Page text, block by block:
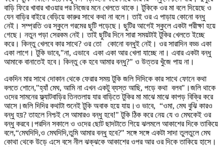
বাড়ি ফিরে খাবার খাওয়ার পর নিজের মনে খেলতে থাকে। টুকিকে ওর মা বলে দিয়েছে ও
যেন বাড়ির বাইরে বেড়িয়ে কারুর সাথে কথা না বলে। তাই ওর এ পাড়ায় কোনো বন্ধু
নেই। সম্প্রতি ওর স্কুলে গরমের ছুটি পড়েছে। ছুটির আগেই স্কুলে একটা পরীক্ষা হয়ে
গেছে। নতুন পড়া সেরকম নেই। তাই ছুটির দিনে সারা সময়টাই টুকির খেলতে ইচ্ছে
করে। কিন্তু খেলবে কার সাথে? ওর তো কোনো বন্ধুই নেই। ওর সারাদিন বড্ড একা
একা লাগে। টুকি ভাবে,"না, এভাবে একা একা আর খেলা যাচ্ছে না। এবার একটা বন্ধু
আমাকে বানাতেই হবে। কিন্তু কে হবে আমার বন্ধু?" ও উত্তর খুঁজে পায় না।
একদিন মার সাথে দোকান থেকে ফেরার সময় টুকি জলি দিদিকে কার সাথে ফোনে কথা
বলতে শোনে,"হ্যাঁ মেঘ, আমি না এখন একটু ব্যস্ত আছি, পড়ে কথা বলব"।জলি থাকে
ওদের সামনের ফ্ল্যাটবাড়ির তিনতলায় যার বাড়িতে টুকির মা মাঝে মাঝে কাপড় বিক্রি করে
আসে।জলি দিদির কথাটা শুনেই টুকি অবাক হয়ে যায়।ও ভাবে, “ওমা, মেঘ বুঝি কারও
বন্ধু হয়? তাহলে নিশ্চই সে আমারও বন্ধু হবে!" টুকি ঠিক করে নেয় যে ও মেঘকেই ওর
বন্ধু করবে।পরদিন সকালে ও ওদের ছোট ছাদটাতে গিয়ে ঝলমলে আকাশের দিকে তাকিয়ে
বলে,“মেঘদিদি,ও মেঘদিদি,তুমি আমার বন্ধু হবে?" সঙ্গে সঙ্গে একটা সাদা তুলতুলে মেঘ
কোথা থেকে উড়ে এসে বসে নীল ঝক্‌ঝকে আকাশের ওপর আর ওর দিকে তাকিয়ে হাসে।